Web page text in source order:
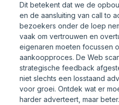
Dit betekent dat we de
en de aansluiting van call to
bezoekers onder de loep
vaak om vertrouwen en
eigenaren moeten focussen
aankoopproces. De Web
strategische feedback
niet slechts een losstaand
voor groei. Ontdek wat er
harder adverteert, maar